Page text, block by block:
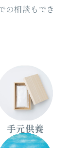
の相談もでき
手元供養